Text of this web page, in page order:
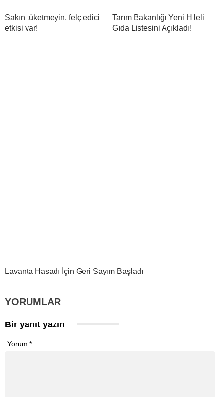
Sakın tüketmeyin, felç edici
etkisi var!
Tarım Bakanlığı Yeni Hileli
Gıda Listesini Açıkladı!
Lavanta Hasadı İçin Geri Sayım Başladı
YORUMLAR
Bir yanıt yazın
Yorum *